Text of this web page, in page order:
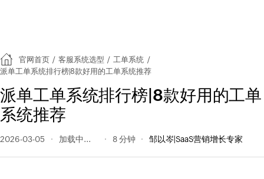
官网首页 / 客服系统选型 / 工单系统 /
派单工单系统排行榜|8款好用的工单系统推荐
派单工单系统排行榜|8款好用的工单
系统推荐
2026-03-05 318 阅读量 8 分钟 邹以岑|SaaS营销增长专家